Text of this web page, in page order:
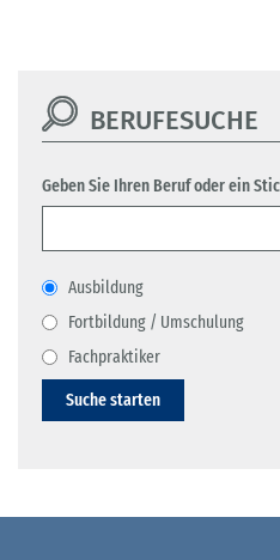
BERUFESUCHE
Geben Sie Ihren Beruf oder ein
Ausbildung
Fortbildung / Umschulung
Fachpraktiker
Suche starten